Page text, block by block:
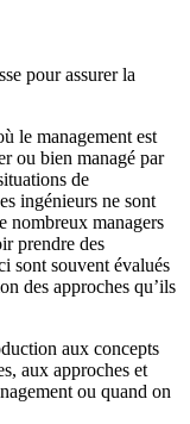
pour assurer la
le management est
ou bien managé par
de
ingénieurs ne sont
nombreux managers
prendre des
sont souvent évalués
des approches qu’ils
aux concepts
aux approches et
ou quand on